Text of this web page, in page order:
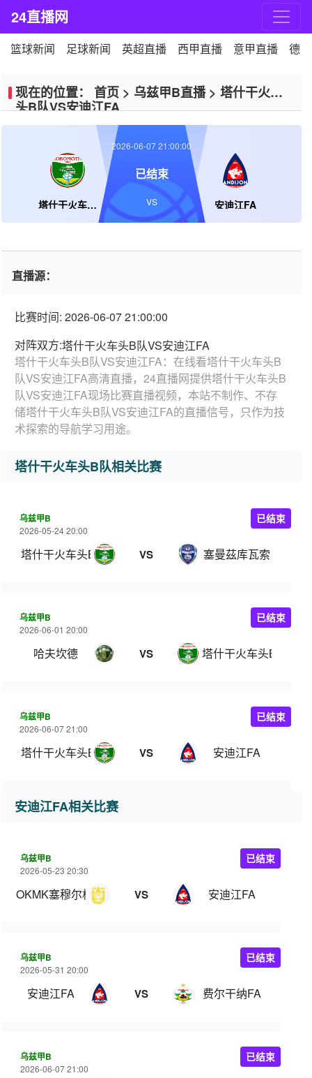
24直播网
篮球新闻 足球新闻 英超直播 西甲直播 意甲直播 德
现在的位置： 首页 > 乌兹甲B直播> 塔什干火车
头B队VS安迪江FA
塔什干火车头B队 安迪江FA
2026-06-07 21:00:00
已结束
VS
直播源：
比赛时间: 2026-06-07 21:00:00
对阵双方:塔什干火车头B队VS安迪江FA
塔什干火车头B队VS安迪江FA：在线看塔什干火车头B
队VS安迪江FA高清直播，24直播网提供塔什干火车头B
队VS安迪江FA现场比赛直播视频，本站不制作、不存
储塔什干火车头B队VS安迪江FA的直播信号，只作为技
术探索的导航学习用途。
塔什干火车头B队相关比赛
乌兹甲B
2026-05-24 20:00
塔什干火车头B队 VS 塞曼茲库瓦索
已结束
乌兹甲B
2026-06-01 20:00
哈夫坎德 VS 塔什干火车头B队
已结束
乌兹甲B
2026-06-07 21:00
塔什干火车头B队 VS 安迪江FA
已结束
安迪江FA相关比赛
乌兹甲B
2026-05-23 20:30
OKMK塞穆尔格安格连 VS 安迪江FA
已结束
乌兹甲B
2026-05-31 20:00
安迪江FA VS 费尔干纳FA
已结束
乌兹甲B
2026-06-07 21:00
已结束